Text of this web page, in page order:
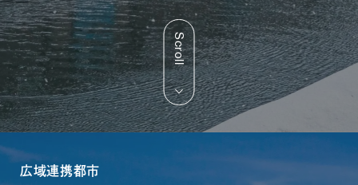
Scroll
広域連携都市